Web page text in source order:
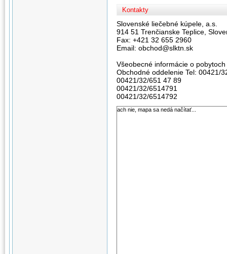
Kontakty
Slovenské liečebné kúpele, a.s.
914 51 Trenčianske Teplice,
Fax: +421 32 655 2960
Email: obchod@slktn.sk
Všeobecné informácie o
Obchodné oddelenie Tel: 00421/
00421/32/651 47 89
00421/32/6514791
00421/32/6514792
ach nie, mapa sa nedá načítať...